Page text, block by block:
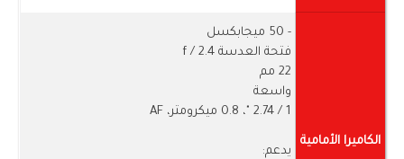
الكاميرا الأمامية
- 50 ميجابكسل
فتحة العدسة f / 2.4
22 مم
واسعة
1 / ​​2.74 "، 0.8 ميكرومتر، AF
يدعم: